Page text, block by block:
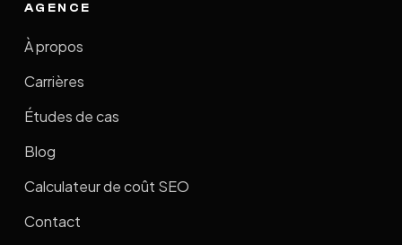
AGENCE
À propos
Carrières
Études de cas
Blog
Calculateur de coût SEO
Contact